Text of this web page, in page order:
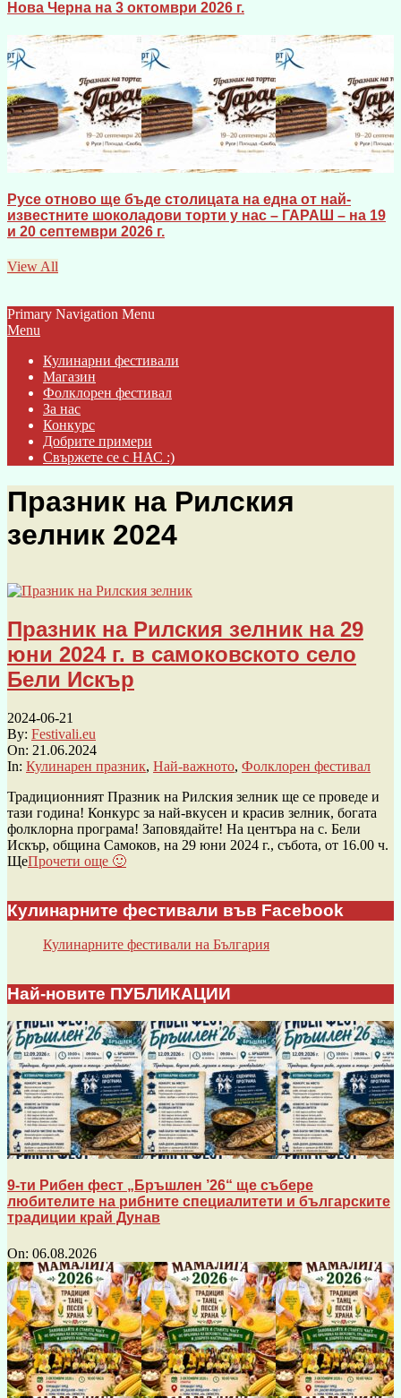
Нова Черна на 3 октомври 2026 г.
Русе отново ще бъде столицата на една от най-
известните шоколадови торти у нас – ГАРАШ – на 19
и 20 септември 2026 г.
View All
Primary Navigation Menu
Menu
Кулинарни фестивали
Магазин
Фолклорен фестивал
За нас
Конкурс
Добрите примери
Свържете се с НАС :)
Празник на Рилския
зелник 2024
Празник на Рилския зелник на 29
юни 2024 г. в самоковското село
Бели Искър
2024-06-21
By: Festivali.eu
On: 21.06.2024
In: Кулинарен празник, Най-важното, Фолклорен фестивал
Традиционният Празник на Рилския зелник ще се проведе и
тази година! Конкурс за най-вкусен и красив зелник, богата
фолклорна програма! Заповядайте! На центъра на с. Бели
Искър, община Самоков, на 29 юни 2024 г., събота, от 16.00 ч.
ЩеПрочети още 🙂
Кулинарните фестивали във Facebook
Кулинарните фестивали на България
Най-новите ПУБЛИКАЦИИ
9-ти Рибен фест „Бръшлен ’26“ ще събере
любителите на рибните специалитети и българските
традиции край Дунав
On: 06.08.2026